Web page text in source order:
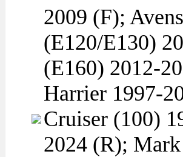
2009 (F);
(E120/E130)
(E160) 2012-
Harrier 1997-
Cruiser (100)
2024 (R);